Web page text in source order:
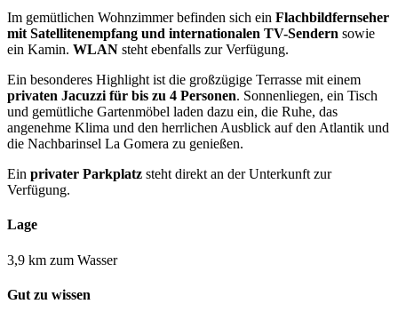
Im gemütlichen Wohnzimmer befinden sich ein Flachbildfernseher
mit Satellitenempfang und internationalen TV-Sendern sowie
ein Kamin. WLAN steht ebenfalls zur Verfügung.
Ein besonderes Highlight ist die großzügige Terrasse mit einem
privaten Jacuzzi für bis zu 4 Personen. Sonnenliegen, ein Tisch
und gemütliche Gartenmöbel laden dazu ein, die Ruhe, das
angenehme Klima und den herrlichen Ausblick auf den Atlantik und
die Nachbarinsel La Gomera zu genießen.
Ein privater Parkplatz steht direkt an der Unterkunft zur
Verfügung.
Lage
3,9 km zum Wasser
Gut zu wissen